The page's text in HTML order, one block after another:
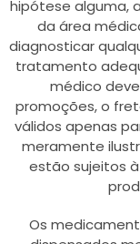
hipótese alguma,
da área
diagnosticar
tratamento
médico
promoções, o
válidos apenas
meramente
estão sujeitos
Os